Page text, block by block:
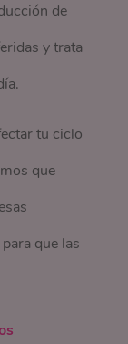
de
y trata
tu ciclo
que
que las